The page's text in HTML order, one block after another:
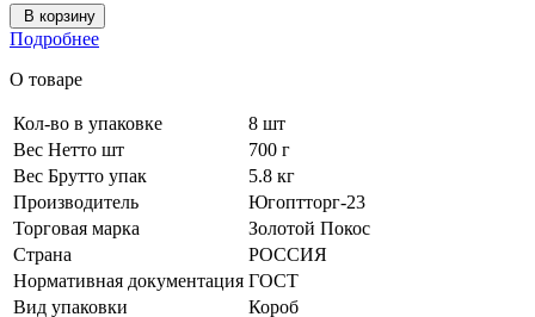
В корзину
Подробнее
О товаре
Кол-во в упаковке
8 шт
Вес Нетто шт
700 г
Вес Брутто упак
5.8 кг
Производитель
Югоптторг-23
Торговая марка
Золотой Покос
Страна
РОССИЯ
Нормативная документация ГОСТ
Вид упаковки
Короб